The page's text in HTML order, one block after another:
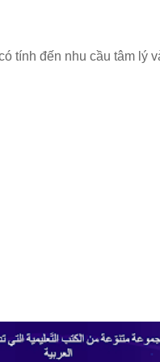
tính đến nhu cầu tâm lý